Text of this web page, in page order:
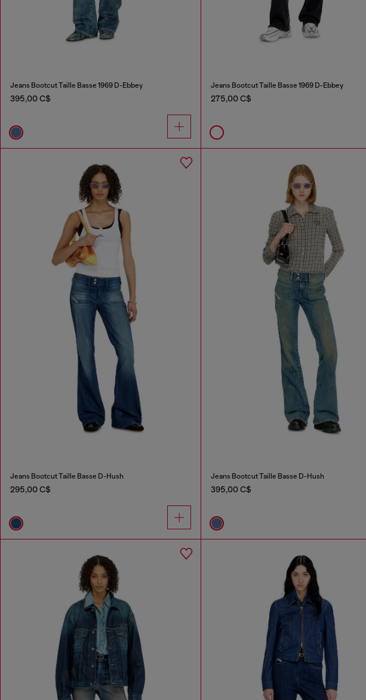
Jeans Bootcut Taille Basse 1969 D-Ebbey
395,00 C$
Jeans Bootcut Taille Basse 1969 D-Ebbey
275,00 C$
Jeans Bootcut Taille Basse D-Hush
295,00 C$
Jeans Bootcut Taille Basse D-Hush
395,00 C$